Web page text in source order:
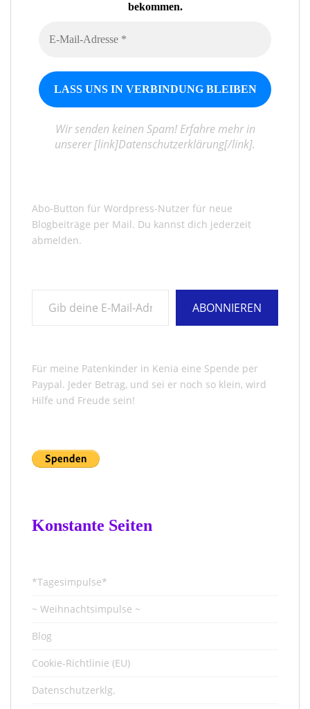
bekommen.
Wir senden keinen Spam! Erfahre mehr in
unserer [link]Datenschutzerklärung[/link].
Abo-Button für Wordpress-Nutzer für neue
Blogbeiträge per Mail. Du kannst dich jederzeit
abmelden.
ABONNIEREN
Für meine Patenkinder in Kenia eine Spende per
Paypal. Jeder Betrag, und sei er noch so klein, wird
Hilfe und Freude sein!
Konstante Seiten
*Tagesimpulse*
~ Weihnachtsimpulse ~
Blog
Cookie-Richtlinie (EU)
Datenschutzerklg.